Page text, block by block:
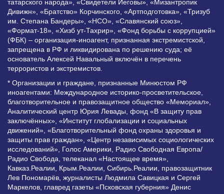
татарского народа», «Свидетели Иеговы», «Мизантропик
Дивижн», «Братство» Корчинского, «Артподготовка», «Тризуб
им. Степана Бандеры», «НСО», «Славянский союз»,
«Формат-18», «Хизб ут-Тахрир», «Фонд борьбы с коррупцией»
(ФБК) – организация-иноагент, признанная экстремистской,
запрещена в РФ и ликвидирована по решению суда; её
основатель Алексей Навальный включён в перечень
террористов и экстремистов.
* Организации и граждане, признанные Минюстом РФ
иноагентами: Международное историко-просветительское,
благотворительное и правозащитное общество «Мемориал»,
Аналитический центр Юрия Левады, фонд «В защиту прав
заключённых», «Институт глобализации и социальных
движений», «Благотворительный фонд охраны здоровья и
защиты прав граждан», «Центр независимых социологических
исследований», Голос Америки, Радио Свободная Европа/
Радио Свобода, телеканал «Настоящее время»,
Кавказ.Реалии, Крым.Реалии, Сибирь.Реалии, правозащитник
Лев Пономарёв, журналисты Людмила Савицкая и Сергей
Маркелов, главред газеты «Псковская губерния» Денис